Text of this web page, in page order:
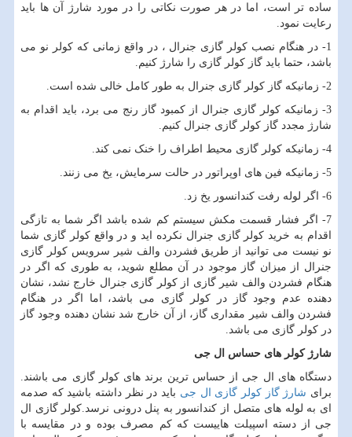
ساده تر است، اما در هر صورت نکاتی را در مورد شارژ آن ها باید
رعایت نمود.
1- در هنگام نصب کولر گازی جنرال ، در واقع زمانی که کولر نو می
باشد، حتما باید گاز کولر گازی را شارژ کنیم.
2- زمانیکه گاز کولر گازی جنرال به طور کامل خالی شده است.
3- زمانیکه کولر گازی جنرال از کمبود گاز رنج می برد، باید اقدام به
شارژ مجدد گاز کولر گازی جنرال کنیم.
4- زمانیکه کولر گازی محیط اطراف را خنک نمی کند.
5- زمانیکه فین های اوپراتور در حالت سرمایش، یخ می زنند.
6- اگر لوله رفت کندانسور یخ زد.
7- اگر فشار قسمت مکش سیستم کم شده باشد اگر شما به تازگی
اقدام به خرید کولر گازی جنرال نکرده اید و در واقع کولر گازی شما
نو نیست می توانید از طریق فشردن والف شیر سرویس کولر گازی
جنرال از میزان گاز موجود در آن مطلع شوید، به طوری که اگر در
هنگام فشردن والف شیر گازی از کولر گازی جنرال خارج نشد، نشان
دهنده عدم وجود گاز در کولر گازی می باشد، اما اگر در هنگام
فشردن والف شیر مقداری گاز، از آن خارج شد نشان دهنده وجود گاز
در کولر گازی می باشد.
شارژ کولر های حساس ال جی
دستگاه های ال جی از حساس ترین برند های کولر گازی می باشند.
برای شارژ گاز کولر گازی ال جی باید در نظر داشته باشید که صدمه
ای به لوله های متصل از کندانسور به پنل درونی نرسد.کولر گازی ال
جی از دسته اسپیلت هاییست که کم مصرف بوده و در مقایسه با